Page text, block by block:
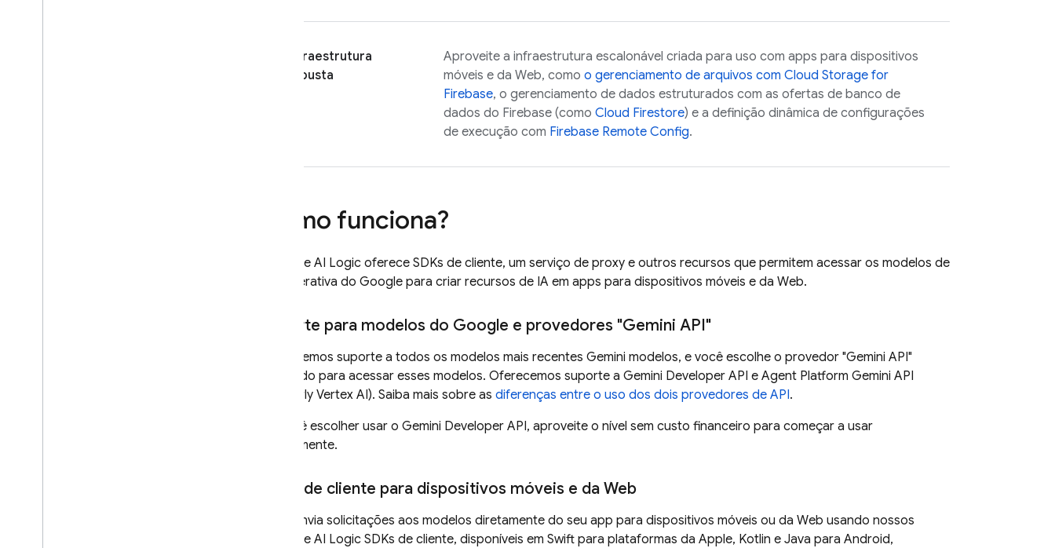
Infraestrutura
robusta
Aproveite a infraestrutura escalonável criada para uso com apps para dispositivos
móveis e da Web, como o gerenciamento de arquivos com Cloud Storage for
Firebase, o gerenciamento de dados estruturados com as ofertas de banco de
dados do Firebase (como Cloud Firestore) e a definição dinâmica de configurações
de execução com Firebase Remote Config.
Como funciona?
Firebase AI Logic oferece SDKs de cliente, um serviço de proxy e outros recursos que permitem acessar os modelos de
IA generativa do Google para criar recursos de IA em apps para dispositivos móveis e da Web.
Suporte para modelos do Google e provedores "Gemini API"
Oferecemos suporte a todos os modelos mais recentes Gemini modelos, e você escolhe o provedor "Gemini API"
preferido para acessar esses modelos. Oferecemos suporte a Gemini Developer API e Agent Platform Gemini API
(formerly Vertex AI). Saiba mais sobre as diferenças entre o uso dos dois provedores de API.
Se você escolher usar o Gemini Developer API, aproveite o nível sem custo financeiro para começar a usar
rapidamente.
SDKs de cliente para dispositivos móveis e da Web
Você envia solicitações aos modelos diretamente do seu app para dispositivos móveis ou da Web usando nossos
Firebase AI Logic SDKs de cliente, disponíveis em Swift para plataformas da Apple, Kotlin e Java para Android,